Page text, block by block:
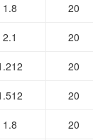
1.8 20
2.1 20
20
20
1.8 20